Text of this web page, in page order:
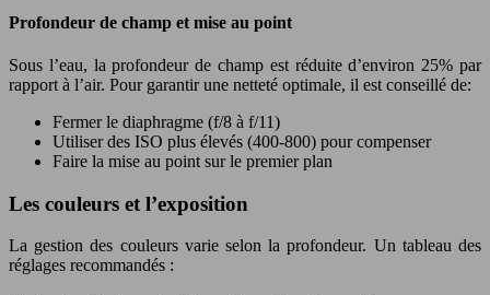
Profondeur de champ et mise au point
Sous l’eau, la profondeur de champ est réduite d’environ 25% par
rapport à l’air. Pour garantir une netteté optimale, il est conseillé de:
Fermer le diaphragme (f/8 à f/11)
Utiliser des ISO plus élevés (400-800) pour compenser
Faire la mise au point sur le premier plan
Les couleurs et l’exposition
La gestion des couleurs varie selon la profondeur. Un tableau des
réglages recommandés :